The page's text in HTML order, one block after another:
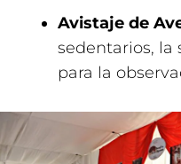
Avistaje de
sedentarios, la
para la